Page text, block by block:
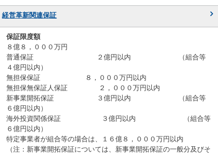
経営革新関連保証
８億８，０００万円
普通保証 ２億円以内 （組合等
４億円以内）
無担保保証 ８，０００万円以内
無担保無保証人保証 ２，０００万円以内
新事業開拓保証 ３億円以内 （組合等
６億円以内）
海外投資関係保証 ３億円以内 （組合等
６億円以内）
特定事業者が組合等の場合は、１６億８，０００万円以内
（注：新事業開拓保証については、新事業開拓保証の一般分及びそ